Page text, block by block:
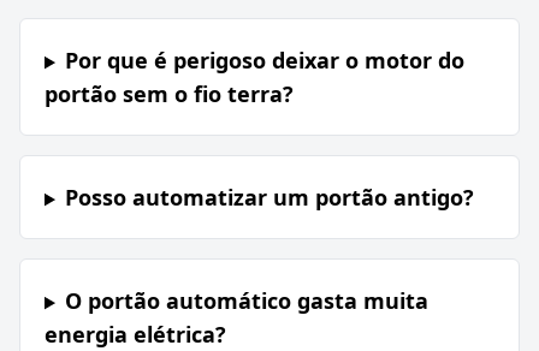
Por que é perigoso deixar o motor do
portão sem o fio terra?
Posso automatizar um portão antigo?
O portão automático gasta muita
energia elétrica?